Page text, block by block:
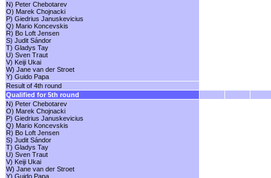
N) Peter Chebotarev
O) Marek Chojnacki
P) Giedrius Januskevicius
Q) Mario Koncevskis
R) Bo Loft Jensen
S) Judit Sándor
T) Gladys Tay
U) Sven Traut
V) Keiji Ukai
W) Jane van der Stroet
Y) Guido Papa
Result of 4th round
Qualified for 5th round
N) Peter Chebotarev
O) Marek Chojnacki
P) Giedrius Januskevicius
Q) Mario Koncevskis
R) Bo Loft Jensen
S) Judit Sándor
T) Gladys Tay
U) Sven Traut
V) Keiji Ukai
W) Jane van der Stroet
Y) Guido Papa